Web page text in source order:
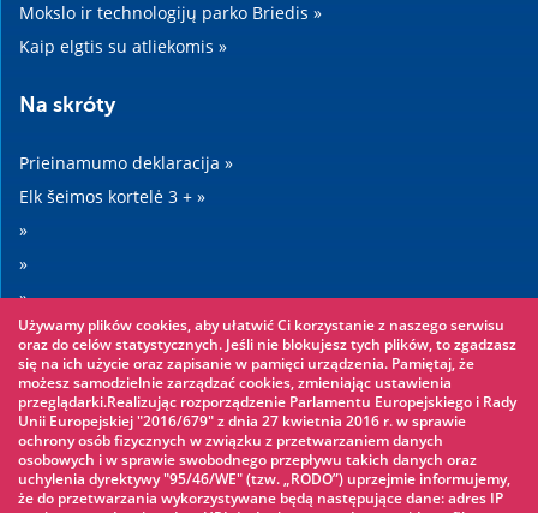
Mokslo ir technologijų parko Briedis »
Kaip elgtis su atliekomis »
Na skróty
Prieinamumo deklaracija »
Elk šeimos kortelė 3 + »
»
»
»
»
Warto zobaczyć
Virvių parkas »
Vandens parkas »
Używamy plików cookies, aby ułatwić Ci korzystanie z naszego serwisu
oraz do celów statystycznych. Jeśli nie blokujesz tych plików, to zgadzasz
się na ich użycie oraz zapisanie w pamięci urządzenia. Pamiętaj, że
możesz samodzielnie zarządzać cookies, zmieniając ustawienia
przeglądarki.Realizując rozporządzenie Parlamentu Europejskiego i Rady
Unii Europejskiej "2016/679" z dnia 27 kwietnia 2016 r. w sprawie
ochrony osób fizycznych w związku z przetwarzaniem danych
osobowych i w sprawie swobodnego przepływu takich danych oraz
uchylenia dyrektywy "95/46/WE" (tzw. „RODO”) uprzejmie informujemy,
że do przetwarzania wykorzystywane będą następujące dane: adres IP